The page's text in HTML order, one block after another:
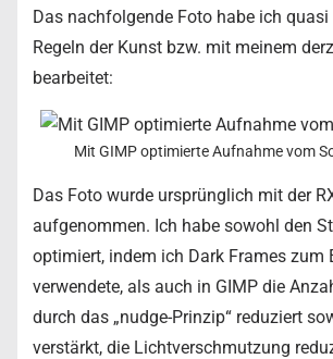
Das nachfolgende Foto habe ich
Regeln der Kunst bzw. mit meinem
bearbeitet:
Mit GIMP optimierte Aufnahme vom
Das Foto wurde ursprünglich mit der
aufgenommen. Ich habe sowohl den
optimiert, indem ich Dark Frames zum
verwendete, als auch in GIMP die
durch das „nudge-Prinzip“ reduziert
verstärkt, die Lichtverschmutzung